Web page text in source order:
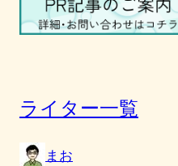
ライター一覧
まお